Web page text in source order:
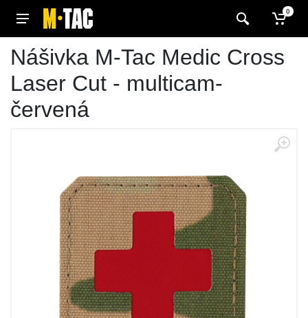
0
Nášivka M-Tac Medic Cross
Laser Cut - multicam-
červená